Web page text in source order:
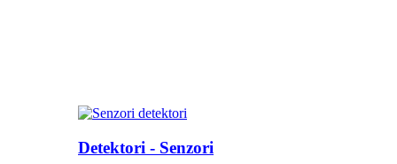
Detektori - Senzori